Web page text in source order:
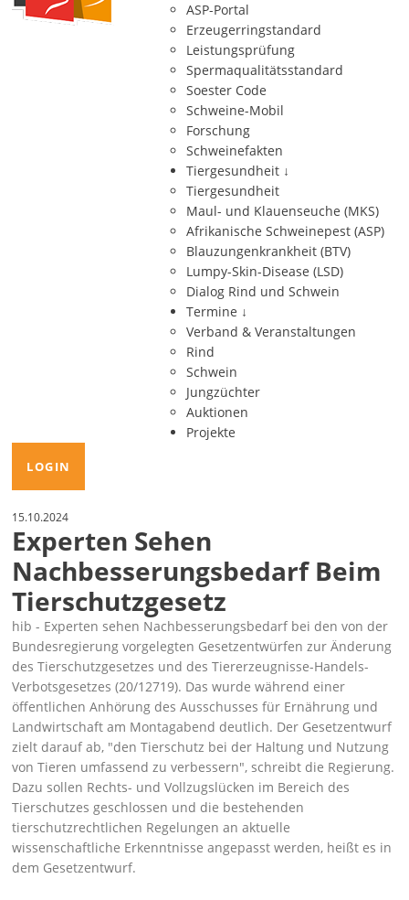
ASP-Portal
Erzeugerringstandard
Leistungsprüfung
Spermaqualitätsstandard
Soester Code
Schweine-Mobil
Forschung
Schweinefakten
Tiergesundheit ↓
Tiergesundheit
Maul- und Klauenseuche (MKS)
Afrikanische Schweinepest (ASP)
Blauzungenkrankheit (BTV)
Lumpy-Skin-Disease (LSD)
Dialog Rind und Schwein
Termine ↓
Verband & Veranstaltungen
Rind
Schwein
Jungzüchter
Auktionen
Projekte
LOGIN
15.10.2024
Experten Sehen
Nachbesserungsbedarf Beim
Tierschutzgesetz
hib - Experten sehen Nachbesserungsbedarf bei den von der
Bundesregierung vorgelegten Gesetzentwürfen zur Änderung
des Tierschutzgesetzes und des Tiererzeugnisse-Handels-
Verbotsgesetzes (20/12719). Das wurde während einer
öffentlichen Anhörung des Ausschusses für Ernährung und
Landwirtschaft am Montagabend deutlich. Der Gesetzentwurf
zielt darauf ab, den Tierschutz bei der Haltung und Nutzung
von Tieren umfassend zu verbessern , schreibt die Regierung.
Dazu sollen Rechts- und Vollzugslücken im Bereich des
Tierschutzes geschlossen und die bestehenden
tierschutzrechtlichen Regelungen an aktuelle
wissenschaftliche Erkenntnisse angepasst werden, heißt es in
dem Gesetzentwurf.